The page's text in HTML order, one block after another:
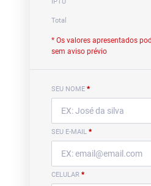
IPTU
Total
* Os valores apresentados
sem aviso prévio
SEU NOME *
SEU E-MAIL *
CELULAR *